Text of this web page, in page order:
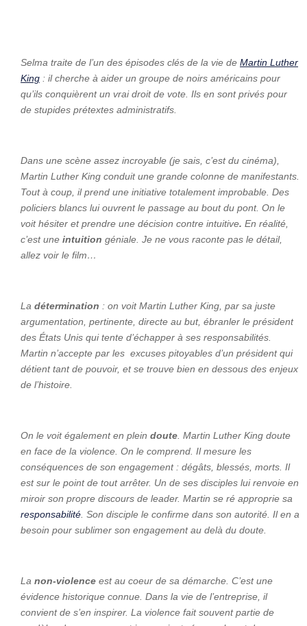
Selma traite de l’un des épisodes clés de la vie de Martin Luther
King : il cherche à aider un groupe de noirs américains pour
qu’ils conquièrent un vrai droit de vote. Ils en sont privés pour
de stupides prétextes administratifs.
Dans une scène assez incroyable (je sais, c’est du cinéma),
Martin Luther King conduitune grande colonne de manifestants.
Tout à coup, il prend une initiative totalement improbable. Des
policiers blancs lui ouvrent le passage au bout du pont. On le
voit hésiter et prendre une décision contre intuitive. En réalité,
c’est une intuition géniale. Je ne vous raconte pas le détail,
allez voir le film…
La détermination : on voit Martin Luther King, par sa juste
argumentation, pertinente, directe au but, ébranler le président
des États Unis qui tente d’échapper à ses responsabilités.
Martin n’accepte par les excuses pitoyables d’un président qui
détient tant de pouvoir, et se trouve bien en dessous des enjeux
de l’histoire.
On le voit également en plein doute. Martin Luther King doute
en face de la violence. On le comprend. Il mesure les
conséquences de son engagement : dégâts, blessés, morts. Il
est sur le point de tout arrêter. Un de ses disciples lui renvoie en
miroir son propre discours de leader. Martin se ré approprie sa
responsabilité. Son disciple le confirme dans son autorité. Il en a
besoin pour sublimer son engagement au delà du doute.
La non-violence est au coeur de sa démarche. C’est une
évidence historique connue. Dans la vie de l’entreprise, il
convient de s’en inspirer. La violence fait souvent partie de